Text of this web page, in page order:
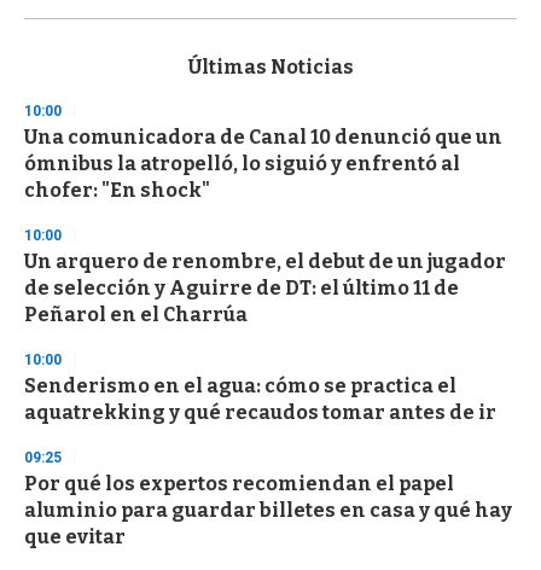
s
d
s
o
f
3
s
e
c
o
n
Últimas Noticias
10:00
Una comunicadora de Canal 10 denunció que un
ómnibus la atropelló, lo siguió y enfrentó al
chofer: "En shock"
10:00
Un arquero de renombre, el debut de un jugador
de selección y Aguirre de DT: el último 11 de
Peñarol en el Charrúa
10:00
Senderismo en el agua: cómo se practica el
aquatrekking y qué recaudos tomar antes de ir
09:25
Por qué los expertos recomiendan el papel
aluminio para guardar billetes en casa y qué hay
que evitar